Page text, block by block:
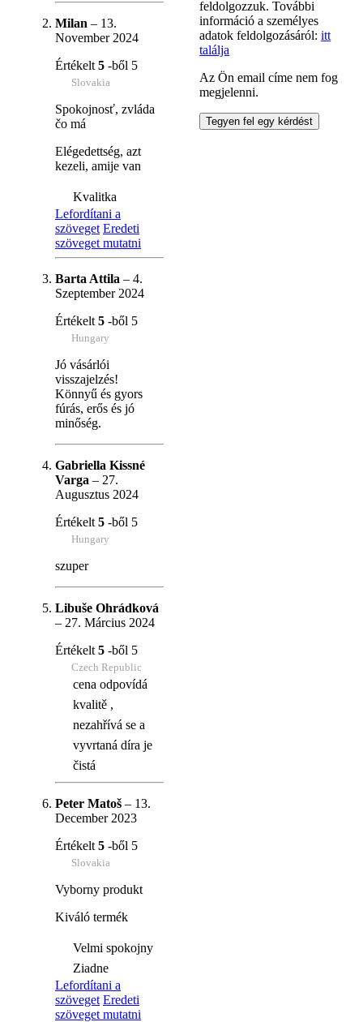
Milan – 13.
November 2024
Értékelt 5 -ből 5
Slovakia
Spokojnosť, zvláda
čo má
Elégedettség, azt
kezeli, amije van
Kvalitka
Lefordítani a
szöveget Eredeti
szöveget mutatni
Barta Attila – 4.
Szeptember 2024
Értékelt 5 -ből 5
Hungary
Jó vásárlói
visszajelzés!
Könnyű és gyors
fúrás, erős és jó
minőség.
Gabriella Kissné
Varga – 27.
Augusztus 2024
Értékelt 5 -ből 5
Hungary
szuper
Libuše Ohrádková
– 27. Március 2024
Értékelt 5 -ből 5
Czech Republic
cena odpovídá
kvalitě ,
nezahřívá se a
vyvrtaná díra je
čistá
Peter Matoš – 13.
December 2023
Értékelt 5 -ből 5
Slovakia
Vyborny produkt
Kiváló termék
Velmi spokojny
Ziadne
Lefordítani a
szöveget Eredeti
szöveget mutatni
feldolgozzuk. További
információ a személyes
adatok feldolgozásáról:itt
találja
Az Ön email címe nem fog
megjelenni.